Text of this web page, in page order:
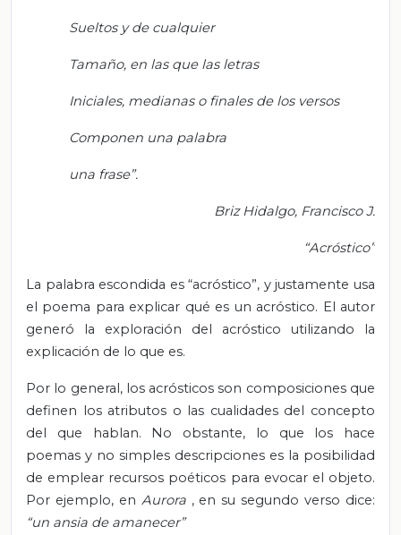
Sueltos y de cualquier
Tamaño, en las que las letras
Iniciales, medianas o finales de los versos
Componen una palabra
una frase”.
Briz Hidalgo, Francisco J.
“Acróstico”
La palabra escondida es “acróstico”, y justamente usa
el poema para explicar qué es un acróstico. El autor
generó la exploración del acróstico utilizando la
explicación de lo que es.
Por lo general, los acrósticos son composiciones que
definen los atributos o las cualidades del concepto
del que hablan. No obstante, lo que los hace
poemas y no simples descripciones es la posibilidad
de emplear recursos poéticos para evocar el objeto.
Por ejemplo, en Aurora , en su segundo verso dice:
“un ansia de amanecer”